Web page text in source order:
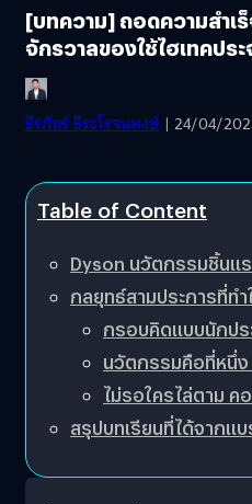
[บทความ] ถอดความสำเ
จักรวาลของใช้ไฮเทคปร
ธีรภัทร์ ธีระโรจนพงษ์ | 24/04/
Table of Content
Dyson นวัตกรรมชิ้นแ
กลยุทธ์สามประการที่ทำ
กรอบคิดแบบนักปร
นวัตกรรมคือที่หนึ่
ไม่รอใครไล่ตาม
สรุปบทเรียนที่ได้จากแ